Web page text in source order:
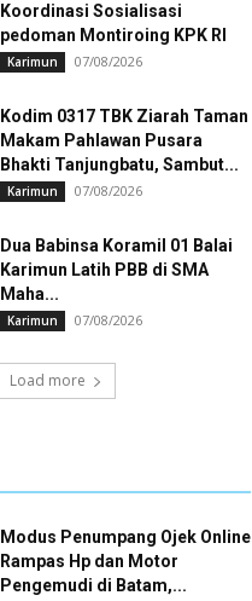
Koordinasi Sosialisasi
pedoman Montiroing KPK RI
Karimun 07/08/2026
Kodim 0317 TBK Ziarah Taman
Makam Pahlawan Pusara
Bhakti Tanjungbatu, Sambut...
Karimun 07/08/2026
Dua Babinsa Koramil 01 Balai
Karimun Latih PBB di SMA
Maha...
Karimun 07/08/2026
Load more
Modus Penumpang Ojek Online
Rampas Hp dan Motor
Pengemudi di Batam,...